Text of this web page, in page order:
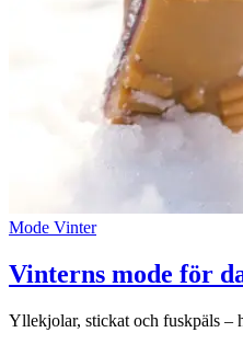
Sök
Praktisk
Magasin
Presentkort
Mode Vinter
Vinterns mode för
Yllekjolar, stickat och fuskpäls –